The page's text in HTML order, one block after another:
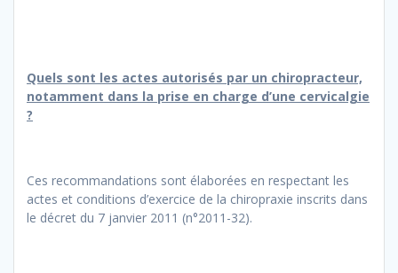
Quels sont les actes autorisés par un chiropracteur,
notamment dans la prise en charge d’une cervicalgie
?
Ces recommandations sont élaborées en respectant les
actes et conditions d’exercice de la chiropraxie inscrits dans
le décret du 7 janvier 2011 (n°2011-32).